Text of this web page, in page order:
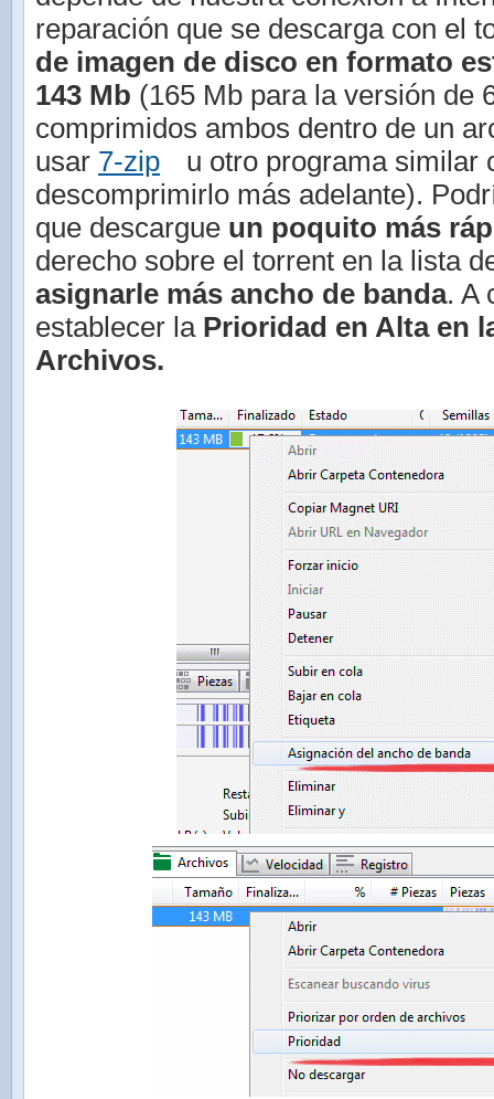
reparación que se descarga con el
de imagen de disco en formato
143 Mb (165 Mb para la versión de
comprimidos ambos dentro de un
usar 7-zip
u otro programa similar
descomprimirlo más adelante).
que descargue un poquito más
derecho sobre el torrent en la lista
asignarle más ancho de banda. A
establecer la Prioridad en Alta en
Archivos.